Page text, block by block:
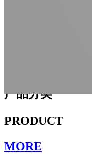
产品分类
PRODUCT
MORE